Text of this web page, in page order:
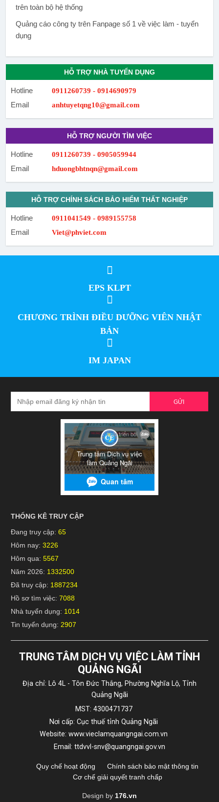
trên toàn bộ hệ thống
Quảng cáo công ty trên Fanpage số 1 về việc làm - tuyển
dụng
HỖ TRỢ NHÀ TUYỂN DỤNG
Hotline 0911260739 - 0914690979
Email anhtuyetqng10@gmail.com
HỖ TRỢ NGƯỜI TÌM VIỆC
Hotline 0911260739 - 0905059944
Email hduongbhtnqn@gmail.com
HỖ TRỢ CHÍNH SÁCH BẢO HIỂM THẤT NGHIỆP
Hotline 0911041549 - 0989155758
Email Viet@phviet.com
EPS KLPT
CHƯƠNG TRÌNH ĐIỀU DƯỠNG VIÊN NHẬT
BẢN
IM JAPAN
GỬI
THỐNG KÊ TRUY CẬP
Đang truy cập: 65
Hôm nay: 3226
Hôm qua: 5567
Năm 2026: 1332500
Đã truy cập: 1887234
Hồ sơ tìm việc: 7088
Nhà tuyển dụng: 1014
Tin tuyển dụng: 2907
TRUNG TÂM DỊCH VỤ VIỆC LÀM TỈNH
QUẢNG NGÃI
Địa chỉ: Lô 4L - Tôn Đức Thắng, Phường Nghĩa Lộ, Tỉnh
Quảng Ngãi
MST: 4300471737
Nơi cấp: Cục thuế tỉnh Quảng Ngãi
Website: www.vieclamquangngai.com.vn
Email: ttdvvl-snv@quangngai.gov.vn
Quy chế hoạt động
Chính sách bảo mật thông tin
Cơ chế giải quyết tranh chấp
Design by 176.vn